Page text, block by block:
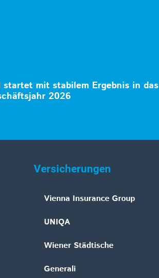
startet mit stabilem Ergebnis in das
2026
Versicherungen
Vienna Insurance Group
UNIQA
Wiener Städtische
Generali